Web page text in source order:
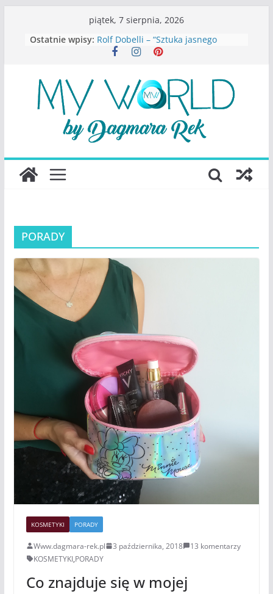
piątek, 7 sierpnia, 2026
Ostatnie wpisy: Rolf Dobelli – “Sztuka jasnego
myślenia”
Konstancina. Sekrety seksbiznesu”
Katarzyna Lewandowicz – Zanim
straciliśmy siebie
Judith Joseph – “Wysoko
funkcjonująca depresja”
S.Wynn-Williams – “Bezwzględni. O
największego portalu
PORADY
KOSMETYKI PORADY
Www.dagmara-rek.pl 3 października, 2018
13 komentarzy
KOSMETYKI,PORADY
Co znajduje się w mojej